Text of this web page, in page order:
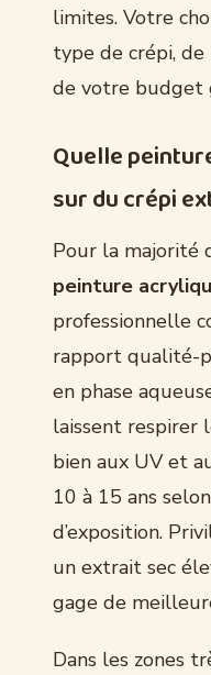
limites. Votre
type de crépi,
de votre budget
Quelle
sur du crépi
Pour la majorité
peinture
professionnelle
rapport qualité-
en phase
laissent respirer
bien aux UV et
10 à 15 ans
d’exposition.
un extrait sec
gage de
Dans les zones